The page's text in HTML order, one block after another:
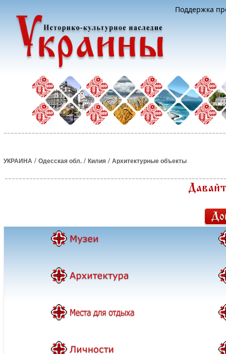
Поддержка
УКРАИНА / Одесская обл. / Килия / Архитектурные объекты